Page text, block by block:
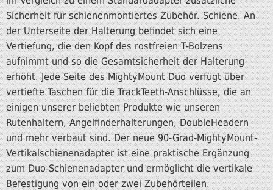
Sicherheit für schienenmontiertes Zubehör. Schiene. An
der Unterseite der Halterung befindet sich eine
Vertiefung, die den Kopf des rostfreien T-Bolzens
aufnimmt und so die Gesamtsicherheit der Halterung
erhöht. Jede Seite des MightyMount Duo verfügt über
vertiefte Taschen für die TrackTeeth-Anschlüsse, die an
einigen unserer beliebten Produkte wie unseren
Rutenhaltern, Angelfinderhalterungen, DoubleHeadern
und mehr verbaut sind. Der neue 90-Grad-MightyMount-
Vertikalschienenadapter ist eine praktische Ergänzung
zum Duo-Schienenadapter und ermöglicht die vertikale
Befestigung von ein oder zwei Zubehörteilen.